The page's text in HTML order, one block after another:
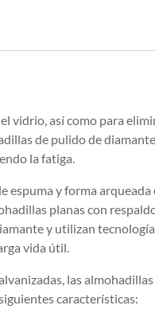
vidrio, así como para
de pulido de
la fatiga.
espuma y forma
planas con
y utilizan
vida útil.
las
características: